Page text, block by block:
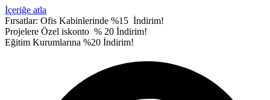
İçeriğe atla
Fırsatlar: Ofis Kabinlerinde %15 İndirim!
Projelere Özel iskonto % 20 İndirim!
Eğitim Kurumlarına %20 İndirim!